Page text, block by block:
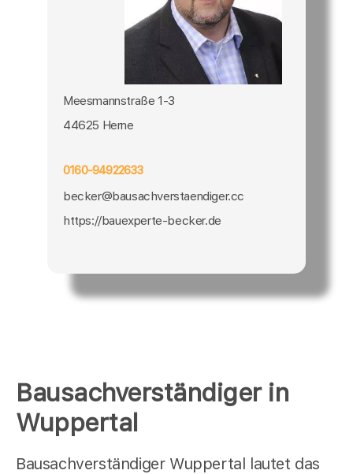
Bausachverständiger in
Wuppertal
Bausachverständiger Wuppertal lautet das
Meesmannstraße 1-3
44625 Herne
0160-94922633
becker@bausachverstaendiger.cc
https://bauexperte-becker.de